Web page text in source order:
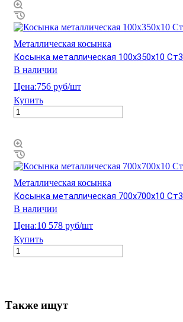
Металлическая косынка
Косынка металлическая 100х350х10 Ст3
В наличии
Цена:756 руб/шт
Купить
Металлическая косынка
Косынка металлическая 700х700х10 Ст3
В наличии
Цена:10 578 руб/шт
Купить
Также ищут